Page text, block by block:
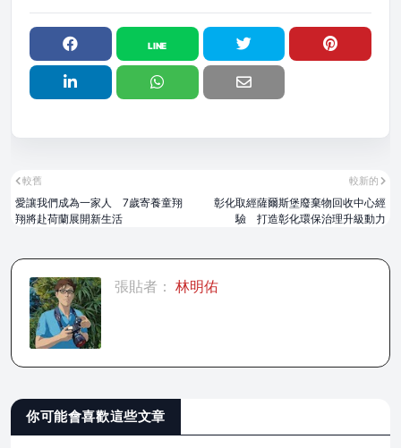
較新的
彰化取經薩爾斯堡廢棄物回收中心經
驗 打造彰化環保治理升級動力
較舊
愛讓我們成為一家人 7歲寄養童翔
翔將赴荷蘭展開新生活
張貼者： 林明佑
你可能會喜歡這些文章